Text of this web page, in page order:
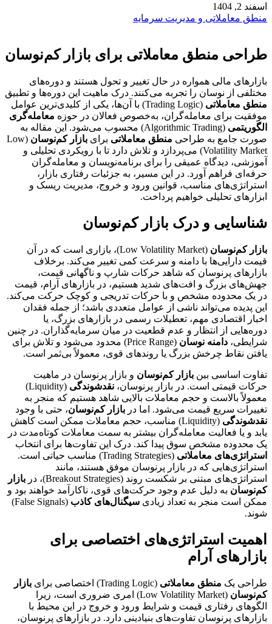
اسفند 2, 1404
منطق معاملاتی و مدیریت سرمایه
طراحی منطق معاملاتی برای بازار کم‌نوسان
بازارهای مالی همواره در حال تغییر و تحول هستند و دوره‌های
مختلفی از نوسان را تجربه می‌کنند. درک ماهیت این دوره‌ها و تطبیق
منطق معاملاتی
(Trading Logic) با آن‌ها، یکی از کلیدی‌ترین عوامل
موفقیت برای معامله‌گران، به‌خصوص فعالان در حوزه معامله‌گری
الگوریتمی
(Algorithmic Trading) محسوب می‌شود. این مقاله به
صورت جامع به طراحی منطق معاملاتی برای بازار کم‌نوسان (Low
Volatility Market) می‌پردازد و تلاش دارد تا با رویکردی تحلیلی و
آموزشی، دیدگاه عمیقی را برای برنامه‌نویسان و معامله‌گران
حرفه‌ای فراهم آورد. در این مسیر، به جزئیات رفتاری بازار،
استراتژی‌های مناسب، قوانین ورود و خروج، مدیریت ریسک و
ابزارهای تحلیلی خواهیم پرداخت.
شناسایی و درک بازار کم‌نوسان
بازار کم‌نوسان
(Low Volatility Market)، بازاری است که در آن
قیمت دارایی‌ها با دامنه و سرعت کمی تغییر می‌کند. برخلاف
بازارهای پرنوسان که شاهد حرکات شارپ و ناگهانی قیمت،
جهش‌های بزرگ و افت‌های شدید هستیم، در بازارهای آرام، قیمت
در یک محدوده مشخص و با حرکات تدریجی و کوچک حرکت می‌کند.
این پدیده می‌تواند ناشی از عوامل متعددی باشد؛ از جمله فقدان
اخبار اقتصادی مهم، تعطیلات رسمی در بازارهای بزرگ، یا
دوره‌هایی از انتظار و عدم قطعیت در میان سرمایه‌گذاران. در چنین
شرایطی، دامنه نوسان
(Price Range) محدود می‌شود و تلاش برای
یافتن نقاط چرخش بزرگ یا روند‌های قوی، معمولاً بی‌ثمر است.
تفاوت اساسی بین بازار کم‌نوسان و بازار پرنوسان در ماهیت
حرکات قیمتی است. در بازار پرنوسان، نقدشوندگی
(Liquidity)
معمولاً بالاست و حجم معاملات بالایی شاهد هستیم که منجر به
تغییرات سریع قیمت می‌شود. اما در بازار کم‌نوسان، حتی با وجود
نقدشوندگی
(Liquidity) مناسب، حجم معاملات ممکن است کاهش
یابد و یا فعالیت معامله‌گران بیشتر به سمت معاملات کوتاه‌مدت در
یک محدوده مشخص سوق پیدا کند. درک این تفاوت‌ها برای انتخاب
استراتژی‌های معاملاتی
(Trading Strategies) مناسب حیاتی است.
استراتژی‌هایی که در بازار پرنوسان موفق هستند، مانند
استراتژی‌های مبتنی بر شکست روند (Breakout Strategies)، در
بازار
کم‌نوسان به دلیل عدم وجود حرکت‌های قوی، ناکارآمد خواهند بود و
ممکن است منجر به تعداد زیادی سیگنال‌های کاذب
(False Signals)
شوند.
اهمیت استراتژی‌های اختصاصی برای
بازارهای آرام
طراحی یک منطق معاملاتی (Trading Logic) اختصاصی برای
بازار
کم‌نوسان
(Low Volatility Market) امری ضروری است، زیرا
الگوهای رفتاری قیمت و شرایط ورود و خروج در این محیط با
بازارهای پرنوسان تفاوت‌های بنیادینی دارد. در بازارهای پرنوسان،